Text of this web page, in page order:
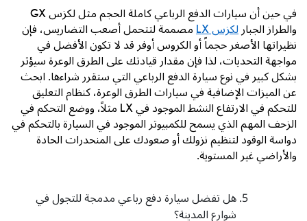
في حين أن سيارات الدفع الرباعي كاملة الحجم مثل لكزسGX
والطراز الجبارلكزسLXمصممة لتتحمل أصعب التضاريس، فإن
نظيراتها الأصغر حجماً أو الكروس أوفر قد لا تكون الأفضل في
مواجهة التحديات، لذا فإن مقدار قيادتك على الطرق الوعرة سيؤثر
بشكل كبير في نوع سيارة الدفع الرباعي التي ستقرر شراءها. ابحث
عن الميزات الإضافية في سيارات الطرق الوعرة، كنظام التعليق
للتحكم في الارتفاع النشط الموجود فيLXمثلاً، ووضع التحكم في
الزحف المهم الذي يسمح للكمبيوتر الموجود في السيارة بالتحكم في
دواسة الوقود لتنظيم نزولك أو صعودك على المنحدرات الحادة
والأراضي غير المستوية.
هل تفضل سيارة دفع رباعي مدمجة للتجول في
شوارع المدينة؟